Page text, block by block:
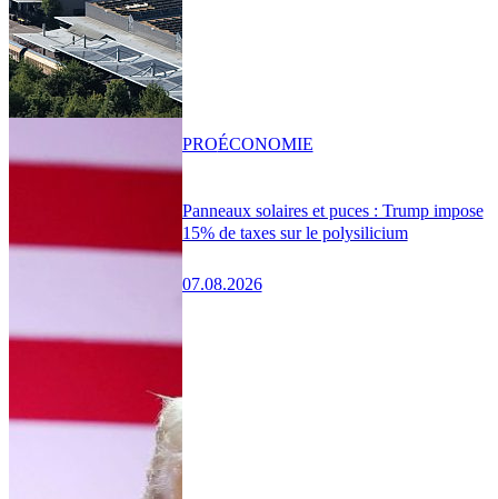
Panneaux solaires et puces : Trump impose
15% de taxes sur le polysilicium
07.08.2026
PROÉCONOMIE